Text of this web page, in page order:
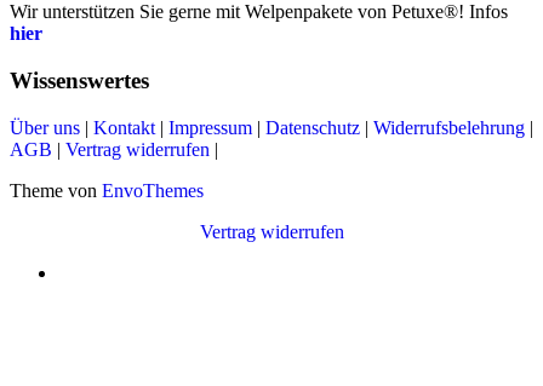
Wir unterstützen Sie gerne mit Welpenpakete von Petuxe®! Infos
hier
Wissenswertes
Über uns | Kontakt | Impressum | Datenschutz | Widerrufsbelehrung |
AGB | Vertrag widerrufen |
Theme von EnvoThemes
Vertrag widerrufen